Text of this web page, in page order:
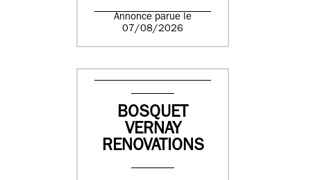
Annonce parue le
07/08/2026
BOSQUET
VERNAY
RENOVATIONS